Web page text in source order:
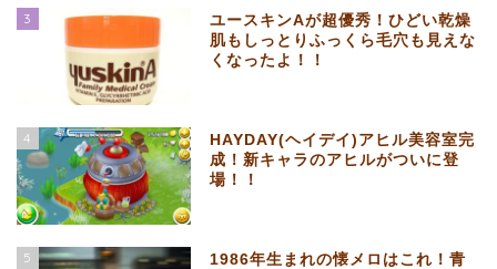
3
ユースキンAが超優秀！ひどい乾燥
肌もしっとりふっくら毛穴も見えな
くなったよ！！
4
HAYDAY(ヘイデイ)アヒル美容室完
成！新キャラのアヒルがついに登
場！！
5
1986年生まれの懐メロはこれ！青